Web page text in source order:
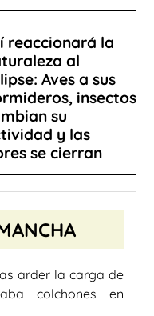
reaccionará la
al
Aves a sus
insectos
su
y las
se cierran
arder la carga de
colchones en